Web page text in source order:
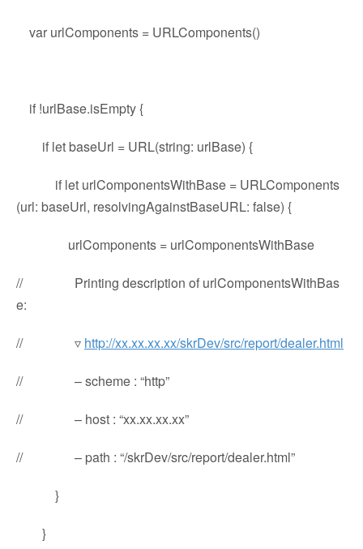
var urlComponents = URLComponents()
if !urlBase.isEmpty {
if let baseUrl = URL(string: urlBase) {
if let urlComponentsWithBase = URLComponents
(url: baseUrl, resolvingAgainstBaseURL: false) {
urlComponents = urlComponentsWithBase
// Printing description of urlComponentsWithBas
e:
// ▿ http://xx.xx.xx.xx/skrDev/src/report/dealer.html
// – scheme : “http”
// – host : “xx.xx.xx.xx”
// – path : “/skrDev/src/report/dealer.html”
}
}